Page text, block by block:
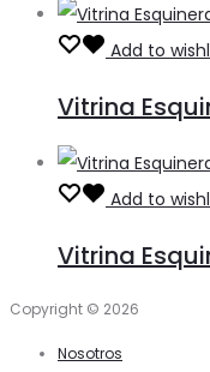
Add to
Vitrina
Add to
Vitrina
Copyright © 2026
Nosotros